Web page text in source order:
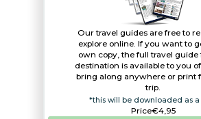
Our travel guides are free to
explore online. If you want to
own copy, the full travel guide
destination is available to you
bring along anywhere or print
trip.​
*this will be downloaded as a
Price€4,95